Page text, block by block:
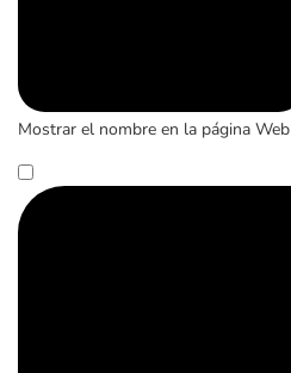
Mostrar el nombre en la página Web